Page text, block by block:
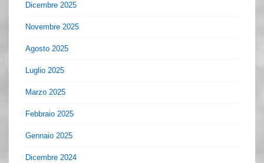
Dicembre 2025
Novembre 2025
Agosto 2025
Luglio 2025
Marzo 2025
Febbraio 2025
Gennaio 2025
Dicembre 2024